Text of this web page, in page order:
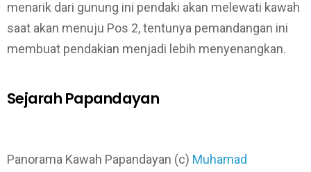
menarik dari gunung ini pendaki akan melewati kawah
saat akan menuju Pos 2, tentunya pemandangan ini
membuat pendakian menjadi lebih menyenangkan.
Sejarah Papandayan
Panorama Kawah Papandayan (c) Muhamad